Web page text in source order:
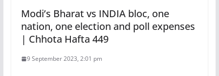
Modi’s Bharat vs INDIA bloc, one
nation, one election and poll expenses
| Chhota Hafta 449
9 September 2023, 2:01 pm